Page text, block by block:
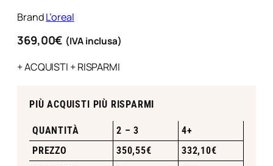
BrandL’oreal
369,00€ (IVA inclusa)
+ ACQUISTI + RISPARMI
PIÙ ACQUISTI PIÙ RISPARMI
QUANTITÀ 2 – 3
4+
PREZZO
350,55€ 332,10€